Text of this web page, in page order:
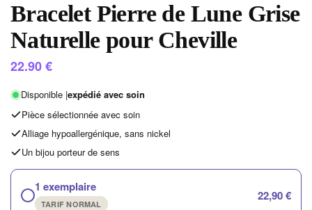
Bracelet Pierre de Lune Grise
Naturelle pour Cheville
22.90€
Disponible |expédié avec soin
Pièce sélectionnée avec soin
Alliage hypoallergénique, sans nickel
Un bijou porteur de sens
1 exemplaire
TARIF NORMAL
22,90 €